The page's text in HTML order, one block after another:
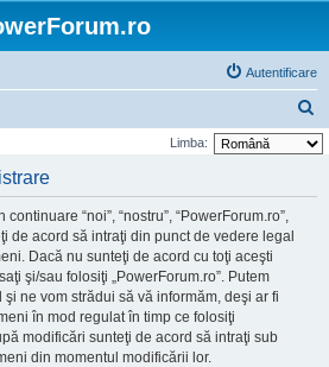
Autentificare
ă
Limba:
“noi”, “nostru”, “PowerForum.ro”,
de acord să intraţi din punct de vedere legal
Dacă nu sunteţi de acord cu toţi aceşti
şi/sau folosiţi „PowerForum.ro”. Putem
ne vom strădui să vă informăm, deşi ar fi
în mod regulat în timp ce folosiţi
modificări sunteţi de acord să intraţi sub
din momentul modificării lor.